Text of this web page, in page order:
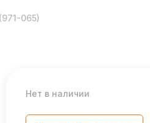
(971-065)
Нет в наличии